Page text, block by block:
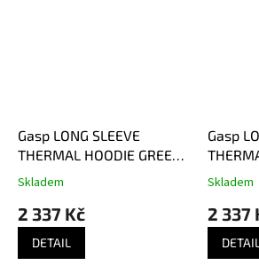
Gasp LONG SLEEVE
THERMAL HOODIE GREEN
CAMO – mikina Gasp
Skladem
2 337 Kč
DETAIL
Gasp
Skladem
2 337
DETAIL